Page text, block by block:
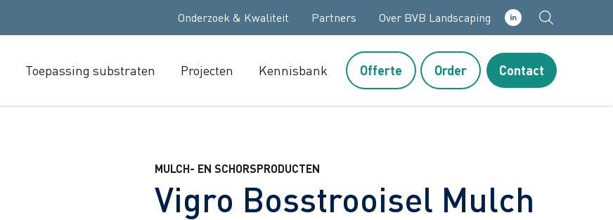
Onderzoek & Kwaliteit Partners Over BVB Landscaping
Toepassing substraten Projecten Kennisbank Offerte Order Contact
MULCH- EN SCHORSPRODUCTEN
Vigro Bosstrooisel Mulch